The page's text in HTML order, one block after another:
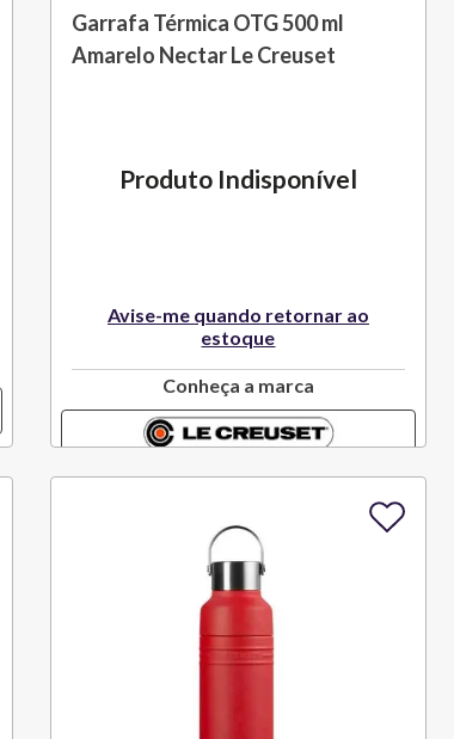
Garrafa Térmica OTG 500 ml
Amarelo Nectar Le Creuset
Produto Indisponível
Avise-me quando retornar ao
estoque
Conheça a marca